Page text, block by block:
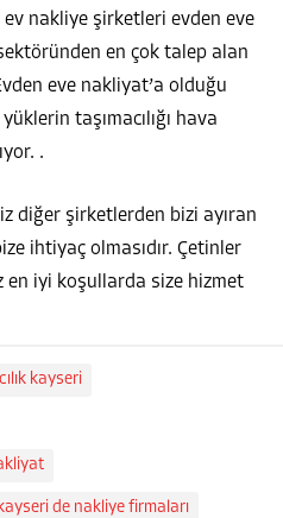
ev nakliye şirketleri evden eve
en çok talep alan
eve nakliyat’a olduğu
taşımacılığı hava
.
diğer şirketlerden bizi ayıran
ihtiyaç olmasıdır. Çetinler
iyi koşullarda size hizmet
kayseri
kayseri de nakliye firmaları